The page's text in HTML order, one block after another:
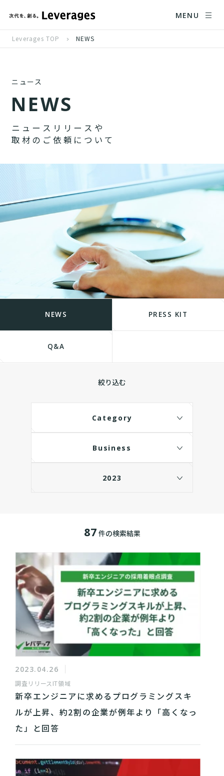
MENU
Leverages TOP NEWS
ニュース
NEWS
ニ ュ ー ス リ リ ー ス や
取 材 の ご 依 頼 に つ い て
NEWS PRESS KIT
Q&A
絞り込む
Category
Business
2023
87 件の検索結果
2023.04.26
調査リリース IT領域
新卒エンジニアに求めるプログラミングスキ
ルが上昇、約2割の企業が例年より「高くなっ
た」と回答